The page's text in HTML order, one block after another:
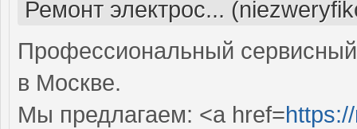
Ремонт электрос...
Профессиональный
в Москве.
Мы предлагаем: <a href=